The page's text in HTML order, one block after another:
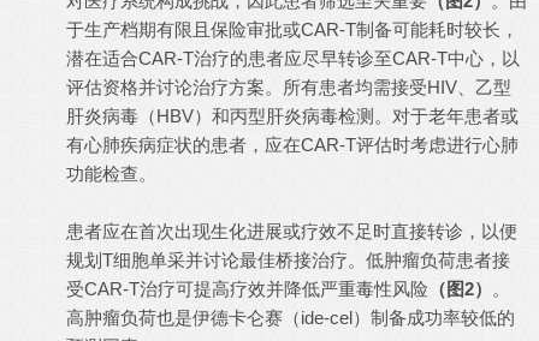
于生产档期有限且保险审批或CAR-T制备可能耗时较长，
潜在适合CAR-T治疗的患者应尽早转诊至CAR-T中心，以
评估资格并讨论治疗方案。所有患者均需接受HIV、乙型
肝炎病毒（HBV）和丙型肝炎病毒检测。对于老年患者或
有心肺疾病症状的患者，应在CAR-T评估时考虑进行心肺
功能检查。
患者应在首次出现生化进展或疗效不足时直接转诊，以便
规划T细胞单采并讨论最佳桥接治疗。低肿瘤负荷患者接
受CAR-T治疗可提高疗效并降低严重毒性风险 （图2）
。
高肿瘤负荷也是伊德卡仑赛（ide-cel）制备成功率较低的